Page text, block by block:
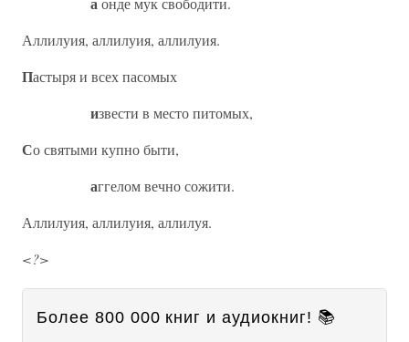
Аллилуия, аллилуия, аллилуия.
Пастыря и всех пасомых
извести в место питомых,
Со святыми купно быти,
аггелом вечно сожити.
Аллилуия, аллилуия, аллилуя.
<?>
Более 800 000 книг и аудиокниг! 📚